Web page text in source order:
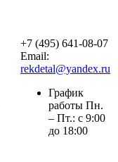
+7 (495) 641-08-07
Email:
rekdetal@yandex.ru
График
работы Пн.
– Пт.: с 9:00
до 18:00